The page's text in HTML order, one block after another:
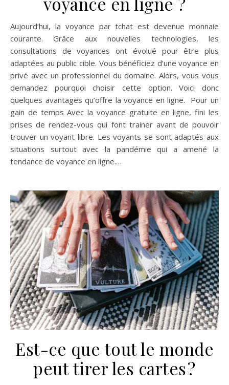
Aujourd’hui, la voyance par tchat est devenue monnaie
courante. Grâce aux nouvelles technologies, les
consultations de voyances ont évolué pour être plus
adaptées au public cible. Vous bénéficiez d’une voyance en
privé avec un professionnel du domaine. Alors, vous vous
demandez pourquoi choisir cette option. Voici donc
quelques avantages qu’offre la voyance en ligne. Pour un
gain de temps Avec la voyance gratuite en ligne, fini les
prises de rendez-vous qui font trainer avant de pouvoir
trouver un voyant libre. Les voyants se sont adaptés aux
situations surtout avec la pandémie qui a amené la
tendance de voyance en ligne.…
Est-ce que tout le monde
peut tirer les cartes ?